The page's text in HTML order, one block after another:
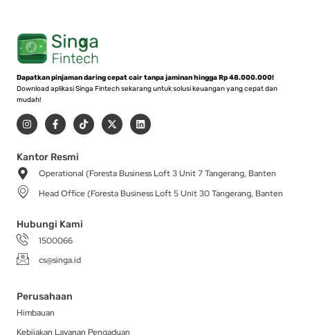
Dapatkan pinjaman daring cepat cair tanpa jaminan hingga Rp 48.000.000!
Download aplikasi Singa Fintech sekarang untuk solusi keuangan yang cepat dan
mudah!
I
n
s
a
g
r
a
m
F
a
c
b
o
-
T
i
k
X
-
t
t
r
L
i
n
i
Kantor Resmi
Operational (Foresta Business Loft 3 Unit 7 Tangerang, Banten
Head Office (Foresta Business Loft 5 Unit 30 Tangerang, Banten
Hubungi Kami
1500066
cs@singa.id
Perusahaan
Himbauan
Kebijakan Layanan Pengaduan